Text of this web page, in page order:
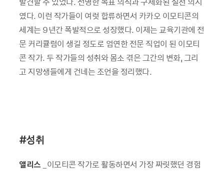
였다. 이런 작가들이 여럿 합류하면서 카카오 이모티콘의
세계는 9년간 폭발적으로 성장했다. 이제는 교육기관에 전
문 커리큘럼이 생길 정도로 엄연한 전문 직업이 된 이모티
콘 작가. 두 작가들의 성취와 몸소 겪은 그간의 변화, 그리
고 지망생들에게 건네는 조언을 정리했다.
#성취
앨리스 _이모티콘 작가로 활동하면서 가장 짜릿했던 경험